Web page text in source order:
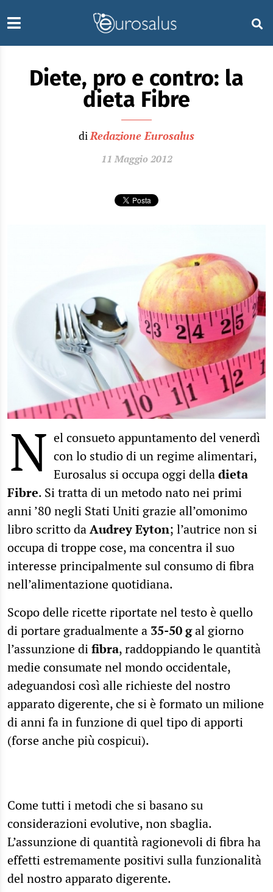
Diete, pro e contro: la
dieta Fibre
diRedazione Eurosalus
11 Maggio 2012
N el consueto appuntamento del venerdì
con lo studio di un regime alimentari,
Eurosalus si occupa oggi delladieta
Fibre. Si tratta di un metodo nato nei primi
anni ’80 negli Stati Uniti grazie all’omonimo
libro scritto daAudrey Eyton; l’autrice non si
occupa di troppe cose, ma concentra il suo
interesse principalmente sul consumo di fibra
nell’alimentazione quotidiana.
Scopo delle ricette riportate nel testo è quello
di portare gradualmente a 35-50 gal giorno
l’assunzione difibra, raddoppiando le quantità
medie consumate nel mondo occidentale,
adeguandosi così alle richieste del nostro
apparato digerente, che si è formato un milione
di anni fa in funzione di quel tipo di apporti
(forse anche più cospicui).
Come tutti i metodi che si basano su
considerazioni evolutive, non sbaglia.
L’assunzione di quantità ragionevoli di fibra ha
effetti estremamente positivi sulla funzionalità
del nostro apparato digerente.